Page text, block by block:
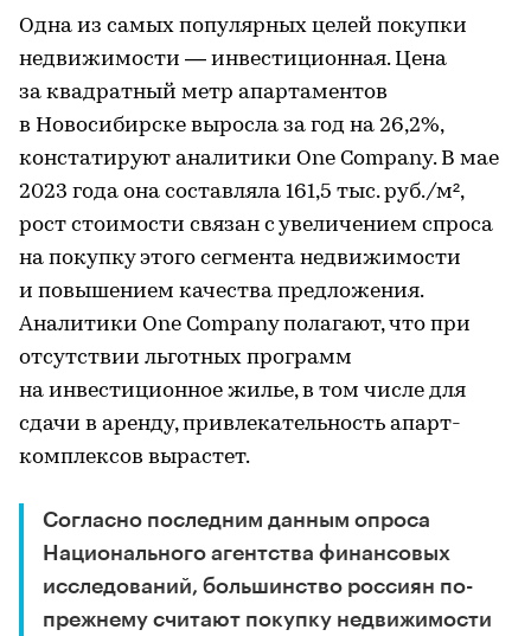
Одна из самых популярных целей покупки
недвижимости — инвестиционная. Цена
за квадратный метр апартаментов
в Новосибирске выросла за год на 26,2%,
констатируют аналитики One Company. В мае
2023 года она составляла 161,5 тыс. руб./м²,
рост стоимости связан с увеличением спроса
на покупку этого сегмента недвижимости
и повышением качества предложения.
Аналитики One Company полагают, что при
отсутствии льготных программ
на инвестиционное жилье, в том числе для
сдачи в аренду, привлекательность апарт-
комплексов вырастет.
Согласно последним данным опроса
Национального агентства финансовых
исследований, большинство россиян по-
прежнему считают покупку недвижимости